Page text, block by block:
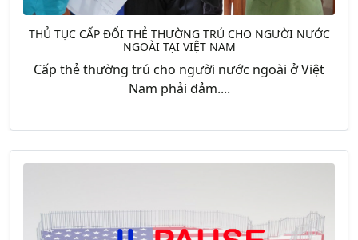
THỦ TỤC CẤP ĐỔI THẺ THƯỜNG TRÚ CHO NGƯỜI NƯỚC
NGOÀI TẠI VIỆT NAM
Cấp thẻ thường trú cho người nước ngoài ở Việt
Nam phải đảm....